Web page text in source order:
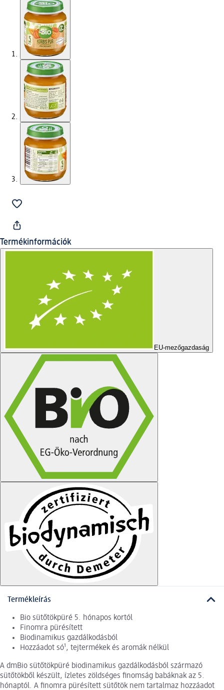
Termékinformációk
EU-mezőgazdaság
Termékleírás
Bio sütőtökpüré 5. hónapos kortól
Finomra pürésített
Biodinamikus gazdálkodásból
Hozzáadot só¹, tejtermékek és aromák nélkül
A dmBio sütőtökpüré biodinamikus gazdálkodásból származó
sütőtökből készült, ízletes zöldséges finomság babáknak az 5.
hónaptól. A finomra pürésített sütőtök nem tartalmaz hozzáadot